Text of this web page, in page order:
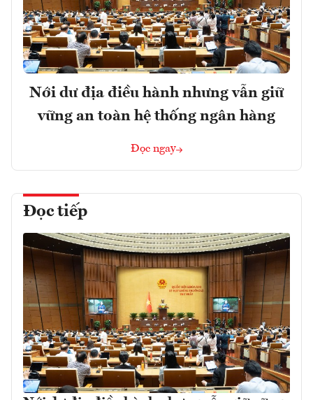
Nới dư địa điều hành nhưng vẫn giữ
vững an toàn hệ thống ngân hàng
Đọc ngay
Đọc tiếp